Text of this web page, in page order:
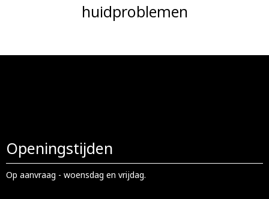
huidproblemen
Openingstijden
Op aanvraag - woensdag en vrijdag.